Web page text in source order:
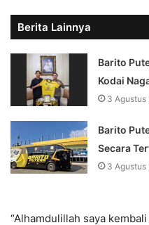
Berita Lainnya
Barito
Kodai
3 Agustus
Barito
Secara
3 Agustus
“Alhamdulillah saya